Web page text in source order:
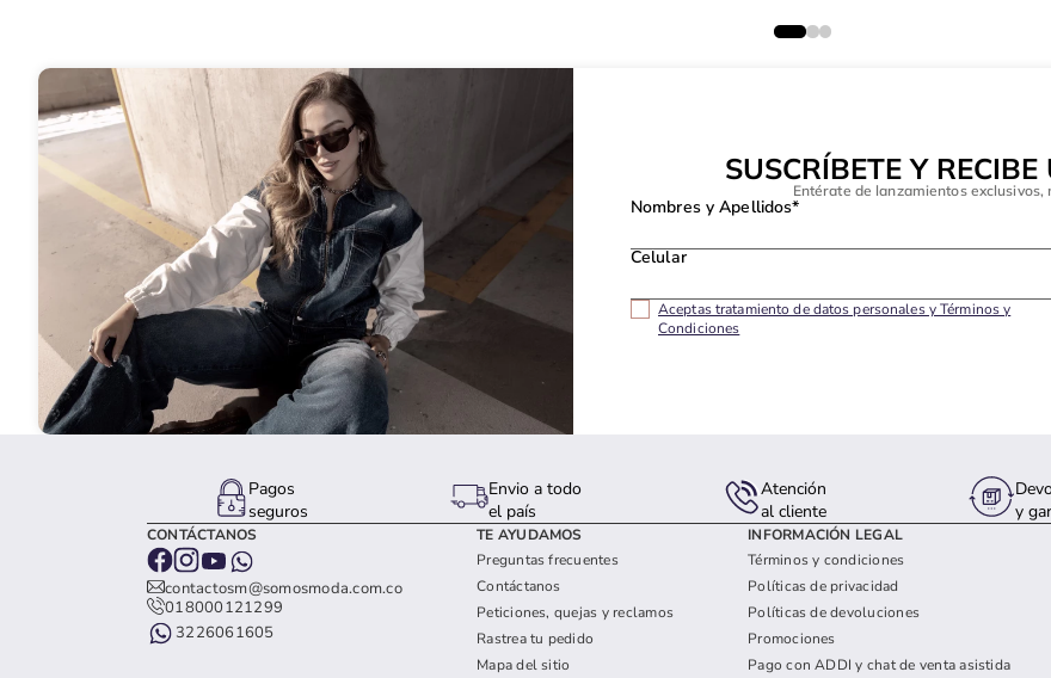
SUSCRÍBETE Y
Entérate de lanzamientos
Nombres y Apellidos*
Celular
Aceptas tratamiento de datos personales y Términos y
Condiciones
Pagos
seguros
Envio a todo
el país
Atención
al cliente
y
CONTÁCTANOS
contactosm@somosmoda.com.co
018000121299
3226061605
TE AYUDAMOS
Preguntas frecuentes
Contáctanos
Peticiones, quejas y reclamos
Rastrea tu pedido
Mapa del sitio
INFORMACIÓN LEGAL
Términos y condiciones
Políticas de privacidad
Políticas de devoluciones
Promociones
Pago con ADDI y chat de venta asistida